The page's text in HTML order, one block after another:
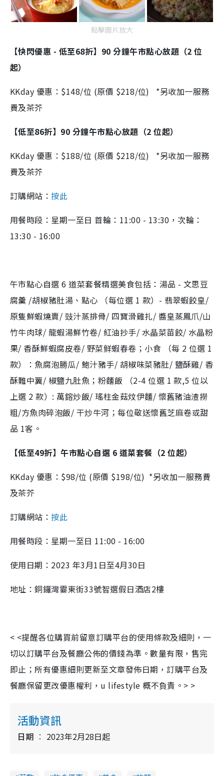
點擊圖片放大
【快閃優惠 - 低至68折】90 分鐘午市點心放題（2 位
起）
KKday 優惠：$148/位 (原價 $218/位) *另收加一服務
費及茶芥
【低至86折】90 分鐘午市點心放題（2 位起）
KKday 優惠：$188/位 (原價 $218/位) *另收加一服務
費及茶芥
訂購網站：按此
用餐時段：星期一至日 首輪：11:00 - 13:30，次輪：
13:30 - 16:00
午市點心自選 6 道菜套餐精選美食包括：湯品 - 文思豆
腐羹 /胡椒豬肚湯、點心 （每位選 1 款）- 翡翠蝦餃皇/
原隻鮮蝦燒賣/ 豉汁蒸排骨/ 四寶滑雞扎/ 醬皇蒸鳳爪/山
竹牛肉球/ 龍蝦湯鮮竹卷/ 紅油抄手/ 水晶菜苗餃/ 水晶粉
果/ 香酥鮮蝦腐皮卷/ 野菜鲜蝦春卷；小食 （每 2 位選 1
款）：魚腐泡勝瓜/ 鮑汁豬手/ 胡椒味菜豬肚/ 鹽酥雞/ 香
酥難中翼/ 椒鹽九肚魚；粉麵飯 （2-4 位選 1 款,5 位以
上選 2 款）: 萬鎔炒飯/ 瑤柱金菇炆伊麵/ 懷舊豬油渣撈
粗/方魚肉碎泡飯/ 干炒牛河；每位敬送懷舊芝麻卷或甜
品 1客。
【低至49折】午市點心自選 6 道菜套餐（2 位起）
KKday 優惠：$98/位 (原價 $198/位) *另收加一服務費
及茶芥
訂購網站：按此
用餐時段：星期一至日 11:00 - 16:00
使用日期：2023 年3月1日至4月30日
地址：銅鑼灣霎東街33號智選假日酒店2樓
< <提醒各位購買前留意訂購平台的使用條款及細則，一
切以訂購平台及餐廳公佈的價錢為準。數量有限，售完
即止；所有優惠細則更新至文章發佈日期，訂購平台及
餐廳保留更改優惠權利，u lifestyle 概不負責。> >
活動資訊
日期 2023年2月28日起